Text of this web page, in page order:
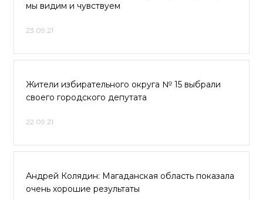
мы видим и чувствуем
23.09.21
Жители избирательного округа № 15 выбрали
своего городского депутата
22.09.21
Андрей Колядин: Магаданская область показала
очень хорошие результаты